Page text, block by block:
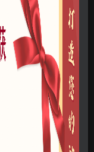
关注 私信
11 12